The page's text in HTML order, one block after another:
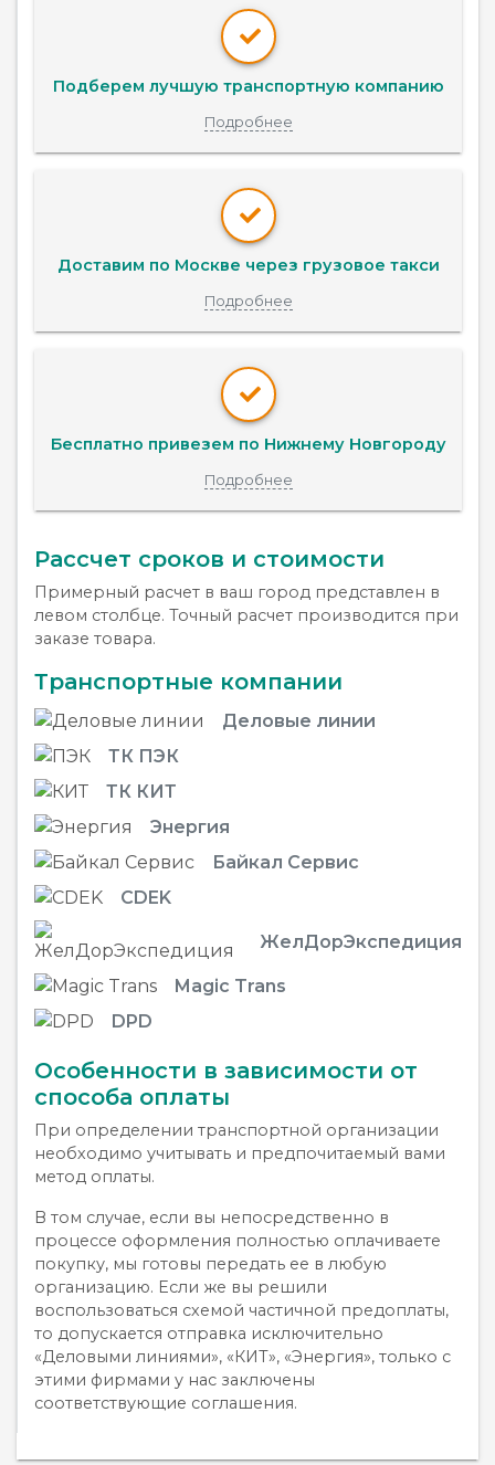
Подберем лучшую транспортную компанию
Подробнее
Доставим по Москве через грузовое такси
Подробнее
Бесплатно привезем по Нижнему Новгороду
Подробнее
Рассчет сроков и стоимости
Примерный расчет в ваш город представлен в
левом столбце. Точный расчет производится при
заказе товара.
Транспортные компании
Деловые линии
ТК ПЭК
ТК КИТ
Энергия
Байкал Сервис
CDEK
ЖелДорЭкспедиция
Magic Trans
DPD
Особенности в зависимости от
способа оплаты
При определении транспортной организации
необходимо учитывать и предпочитаемый вами
метод оплаты.
В том случае, если вы непосредственно в
процессе оформления полностью оплачиваете
покупку, мы готовы передать ее в любую
организацию. Если же вы решили
воспользоваться схемой частичной предоплаты,
то допускается отправка исключительно
«Деловыми линиями», «КИТ», «Энергия», только с
этими фирмами у нас заключены
соответствующие соглашения.